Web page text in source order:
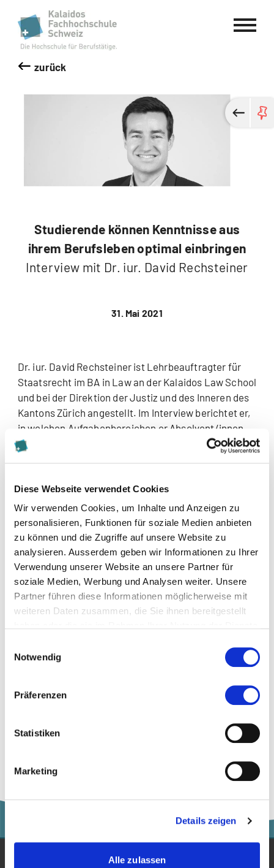
Diese Webseite verwendet Cookies
Wir verwenden Cookies, um Inhalte und Anzeigen zu
personalisieren, Funktionen für soziale Medien anbieten
zu können und die Zugriffe auf unsere Website zu
analysieren. Ausserdem geben wir Informationen zu Ihrer
Verwendung unserer Website an unsere Partner für
soziale Medien, Werbung und Analysen weiter. Unsere
Partner führen diese Informationen möglicherweise mit
weiteren Daten zusammen, die Sie ihnen bereitgestellt
Notwendig
Präferenzen
Statistiken
Marketing
Details zeigen
Alle zulassen
Kalaidos Fachhochschule Schweiz
zurück
Studierende können Kenntnisse aus
ihrem Berufsleben optimal einbringen
Interview mit Dr. iur. David Rechsteiner
31. Mai 2021
Dr. iur. David Rechsteiner ist Lehrbeauftragter für
Staatsrecht im BA in Law an der Kalaidos Law School
und bei der Direktion der Justiz und des Inneren des
Kantons Zürich angestellt. Im Interview berichtet er,
in welchen Aufgabenbereichen er Absolvent/innen
der Kalaidos Law School einsetzen würde und von
> Zum Interview mit Dr. iur. David Rechsteiner
Diese Seite teilen
Zur Merkliste hinzufügen
Themen, die dem Newsbeitrag zugeordnet sind:
Recht